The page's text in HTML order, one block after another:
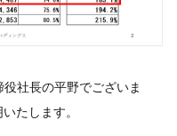
役社長の平野でございま
たします。